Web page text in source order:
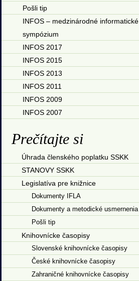
Pošli tip
INFOS – medzinárodné informatické
sympózium
INFOS 2017
INFOS 2015
INFOS 2013
INFOS 2011
INFOS 2009
INFOS 2007
Prečítajte si
Úhrada členského poplatku SSKK
STANOVY SSKK
Legislatíva pre knižnice
Dokumenty IFLA
Dokumenty a metodické usmernenia
Pošli tip
Knihovnícke časopisy
Slovenské knihovnícke časopisy
České knihovnícke časopisy
Zahraničné knihovnícke časopisy